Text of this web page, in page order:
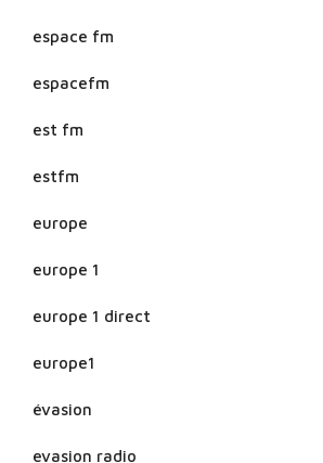
espace fm
espacefm
est fm
estfm
europe
europe 1
europe 1 direct
europe1
évasion
evasion radio